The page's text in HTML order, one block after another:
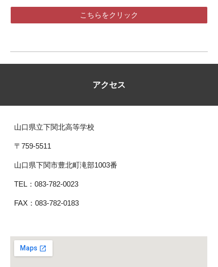
こちらをクリック
アクセス
山口県立下関北高等学校
〒759-5511
山口県下関市豊北町滝部1003番
TEL：083-782-0023
FAX：083-782-0183